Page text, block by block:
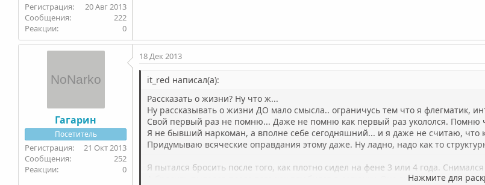
20 Авг 2013
222
0
Гагарин
Посетитель
21 Окт 2013
252
0
18 Дек 2013
it_red написал(а):
Рассказать о жизни? Ну что ж...
Ну рассказывать о жизни ДО мало смысла.. ограничусь тем что я флегматик,
Свой первый раз не помню... Даже не помню как первый раз укололся. Помню
Я не бывший наркоман, а вполне себе сегодняшний... и я даже не считаю, что
Придумываю всяческие оправдания этому даже. Ну ладно, надо как то
Я пытался бросить после того, как плотно сидел на фене 3 или 4 года.
А бросить пытался после того как влюбился в девушку. Она знала что я
Нажмите для